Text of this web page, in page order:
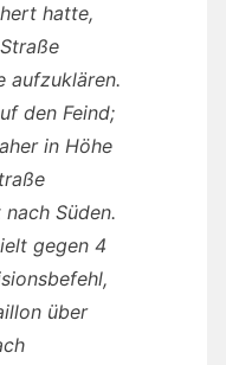
hatte,
aufzuklären.
den Feind;
in Höhe
Süden.
gegen 4
über